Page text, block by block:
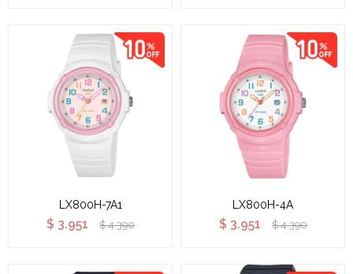
LX800H-7A1
$ 3.951 $ 4.390
LX800H-4A
$ 3.951 $ 4.390